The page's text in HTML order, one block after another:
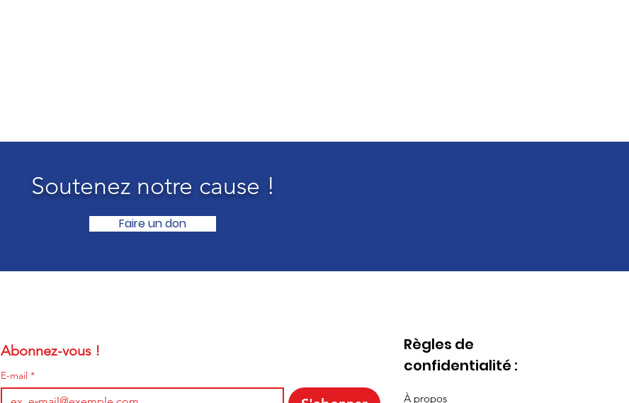
Soutenez notre cause !
Faire un don
Abonnez-vous !
E-mail *
Règles de
confidentialité :
À propos